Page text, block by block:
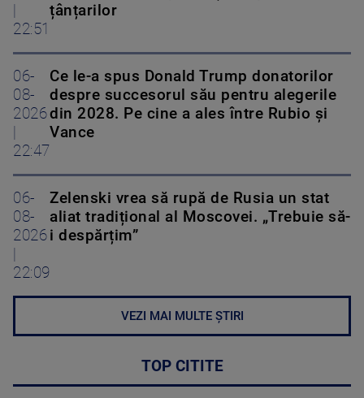
|
22:51
țânțarilor
06-
08-
2026
|
22:47
Ce le-a spus Donald Trump donatorilor
despre succesorul său pentru alegerile
din 2028. Pe cine a ales între Rubio și
Vance
06-
08-
2026
|
22:09
Zelenski vrea să rupă de Rusia un stat
aliat tradițional al Moscovei. „Trebuie să-
i despărțim”
VEZI MAI MULTE ȘTIRI
TOP CITITE